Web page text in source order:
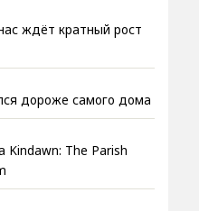
ждёт кратный рост
дороже самого дома
Kindawn: The Parish